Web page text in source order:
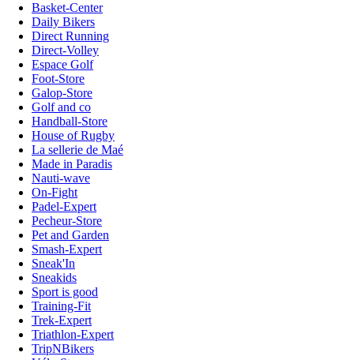
Basket-Center
Daily Bikers
Direct Running
Direct-Volley
Espace Golf
Foot-Store
Galop-Store
Golf and co
Handball-Store
House of Rugby
La sellerie de Maé
Made in Paradis
Nauti-wave
On-Fight
Padel-Expert
Pecheur-Store
Pet and Garden
Smash-Expert
Sneak'In
Sneakids
Sport is good
Training-Fit
Trek-Expert
Triathlon-Expert
TripNBikers